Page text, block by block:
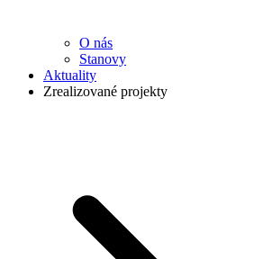
O nás
Stanovy
Aktuality
Zrealizované projekty